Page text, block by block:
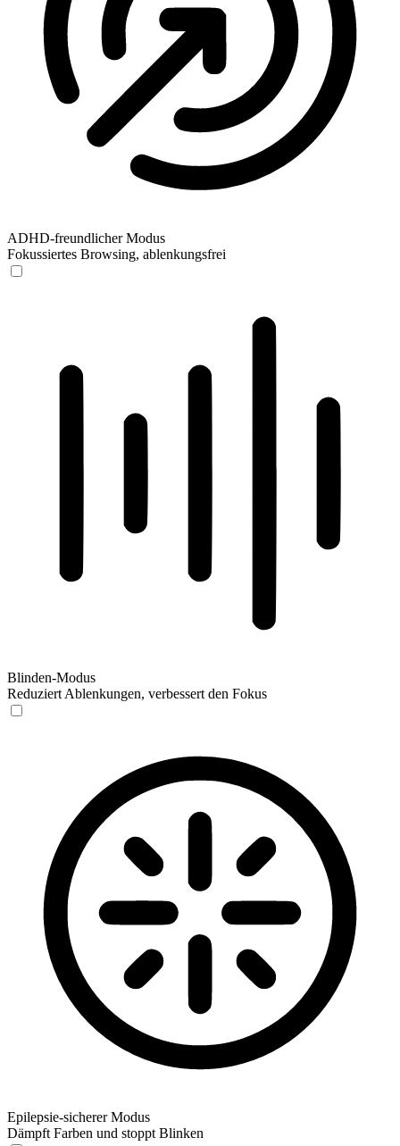
ADHD-freundlicher Modus
Fokussiertes Browsing, ablenkungsfrei
Blinden-Modus
Reduziert Ablenkungen, verbessert den Fokus
Epilepsie-sicherer Modus
Dämpft Farben und stoppt Blinken